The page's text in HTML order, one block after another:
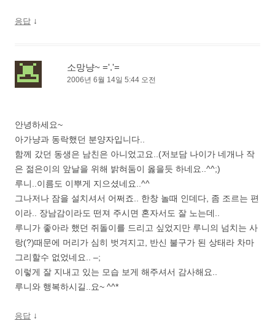
응답 ↓
소망냥~ ='.'=
2006년 6월 14일 5:44 오전
안녕하세요~
아가냥과 동락했던 분양자입니다..
함께 갔던 동생은 남친은 아니었고요..(저보담 나이가 네개나 작
은 젊은이의 앞날을 위해 밝혀둠이 옳을듯 하네요..^^;)
루니..이름도 이뿌게 지으셨네요..^^
그나저나 잠을 설치셔서 어쩌죠.. 한창 놀때 인데다, 좀 조르는 편
이라.. 장남감이라도 떤져 주시면 혼자서도 잘 노는데..
루니가 좋아라 했던 쥐돌이를 드리고 싶었지만 루니의 넘치는 사
랑(?)때문에 머리가 심히 벗겨지고, 반신 불구가 된 상태라 차마
그리할수 없었네요.. –;
이렇게 잘 지내고 있는 모습 보게 해주셔서 감사해요..
루니와 행복하시길..요~ ^^*
응답 ↓